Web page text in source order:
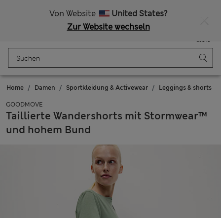
Von Website
United States?
Zur Website wechseln
Tasche
Home Damen Sportkleidung & Activewear Leggings & shorts
GOODMOVE
Taillierte Wandershorts mit Stormwear™
und hohem Bund